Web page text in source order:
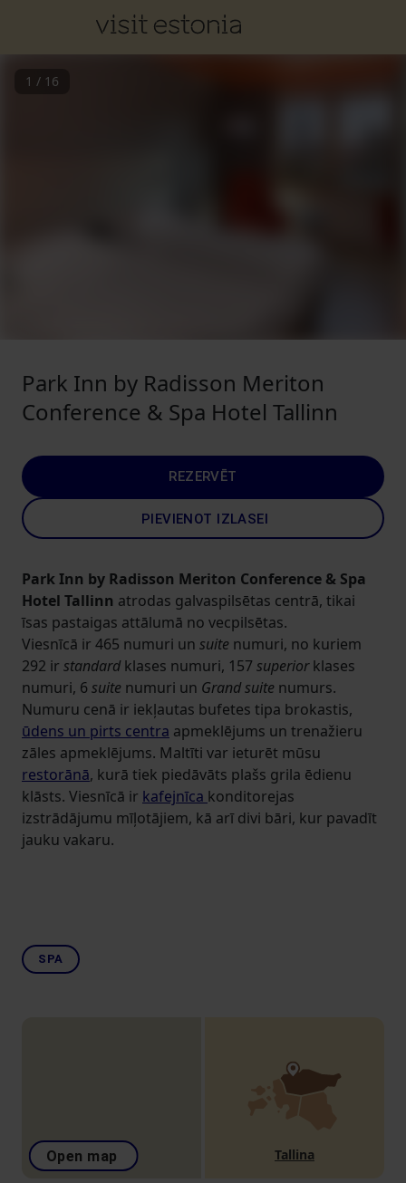
1 / 16
Park Inn by Radisson Meriton
Conference & Spa Hotel Tallinn
REZERVĒT
PIEVIENOT IZLASEI
Park Inn by Radisson Meriton Conference & Spa
Hotel Tallinn atrodas galvaspilsētas centrā, tikai
īsas pastaigas attālumā no vecpilsētas.
Viesnīcā ir 465 numuri un suite numuri, no kuriem
292 ir standardklases numuri, 157 superiorklases
numuri, 6 suite numuri un Grandsuite numurs.
Numuru cenā ir iekļautas bufetes tipa brokastis,
ūdens un pirts centra apmeklējums un trenažieru
zāles apmeklējums. Maltīti var ieturēt mūsu
restorānā, kurā tiek piedāvāts plašs grila ēdienu
klāsts. Viesnīcā ir kafejnīca konditorejas
izstrādājumu mīļotājiem, kā arī divi bāri, kur pavadīt
jauku vakaru.
SPA
Open map Tallina